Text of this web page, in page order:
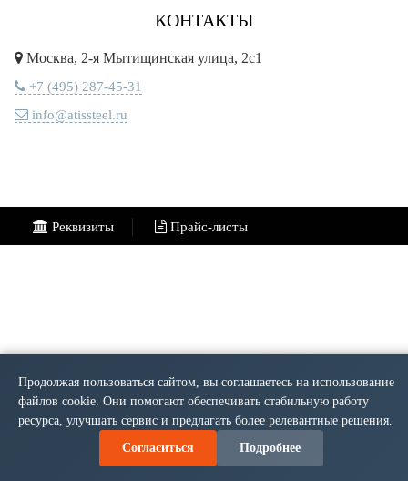
КОНТАКТЫ
Москва, 2-я Мытищинская улица, 2с1
+7 (495) 287-45-31
info@atissteel.ru
Реквизиты Прайс-листы
Продолжая пользоваться сайтом, вы соглашаетесь на использование
файлов cookie. Они помогают обеспечивать стабильную работу
ресурса, улучшать сервис и предлагать более релевантные решения.
Согласиться
Подробнее